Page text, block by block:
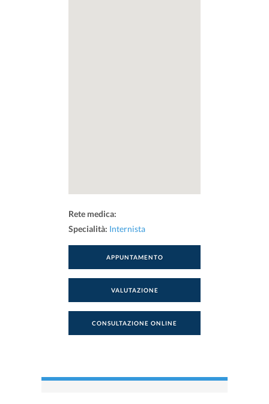
Rete medica:
Specialità: Internista
APPUNTAMENTO
VALUTAZIONE
CONSULTAZIONE ONLINE